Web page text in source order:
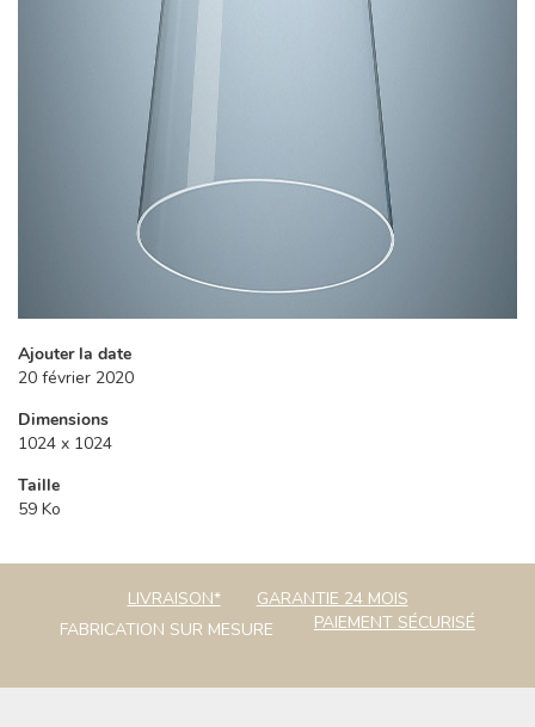
Ajouter la date
20 février 2020
Dimensions
1024 x 1024
Taille
59 Ko
LIVRAISON*
GARANTIE 24 MOIS
FABRICATION SUR MESURE
PAIEMENT SÉCURISÉ